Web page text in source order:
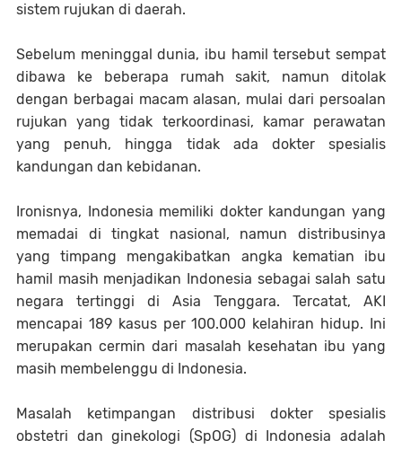
sistem rujukan di daerah.
Sebelum meninggal dunia, ibu hamil tersebut sempat
dibawa ke beberapa rumah sakit, namun ditolak
dengan berbagai macam alasan, mulai dari persoalan
rujukan yang tidak terkoordinasi, kamar perawatan
yang penuh, hingga tidak ada dokter spesialis
kandungan dan kebidanan.
Ironisnya, Indonesia memiliki dokter kandungan yang
memadai di tingkat nasional, namun distribusinya
yang timpang mengakibatkan angka kematian ibu
hamil masih menjadikan Indonesia sebagai salah satu
negara tertinggi di Asia Tenggara. Tercatat, AKI
mencapai 189 kasus per 100.000 kelahiran hidup. Ini
merupakan cermin dari masalah kesehatan ibu yang
masih membelenggu di Indonesia.
Masalah ketimpangan distribusi dokter spesialis
obstetri dan ginekologi (SpOG) di Indonesia adalah